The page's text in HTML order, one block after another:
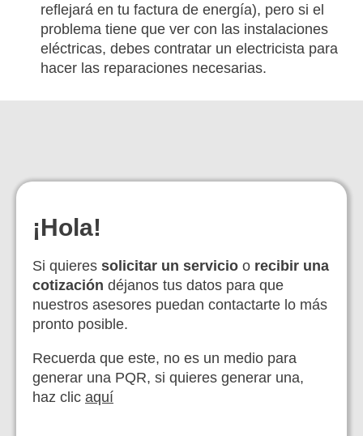
reflejará en tu factura de energía), pero si el
problema tiene que ver con las instalaciones
eléctricas, debes contratar un electricista para
hacer las reparaciones necesarias.
¡Hola!
Si quieres solicitar un servicio o recibir una
cotización déjanos tus datos para que
nuestros asesores puedan contactarte lo más
pronto posible.
Recuerda que este, no es un medio para
generar una PQR, si quieres generar una,
haz clic aquí